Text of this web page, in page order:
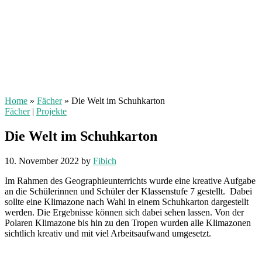
Home » Fächer » Die Welt im Schuhkarton
Fächer| Projekte
Die Welt im Schuhkarton
10. November 2022 by Fibich
Im Rahmen des Geographieunterrichts wurde eine kreative Aufgabe
an die Schülerinnen und Schüler der Klassenstufe 7 gestellt. Dabei
sollte eine Klimazone nach Wahl in einem Schuhkarton dargestellt
werden. Die Ergebnisse können sich dabei sehen lassen. Von der
Polaren Klimazone bis hin zu den Tropen wurden alle Klimazonen
sichtlich kreativ und mit viel Arbeitsaufwand umgesetzt.